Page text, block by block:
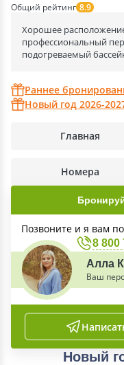
Общий рейтинг 8.9
Хорошее
профессиональный
подогреваемый
Раннее
Новый год 2026-
Главная
Номера
Позвоните и я вам
8 800
Алла
Ваш
Новый